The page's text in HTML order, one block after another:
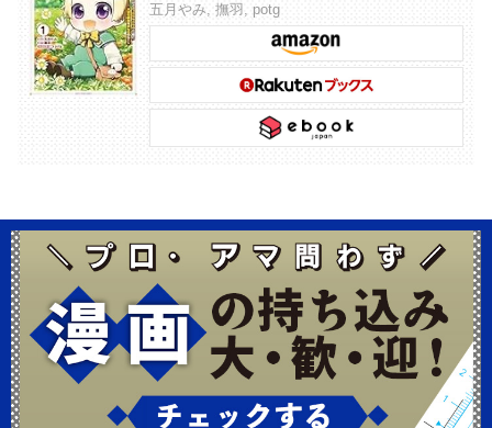
五月やみ, 撫羽, potg